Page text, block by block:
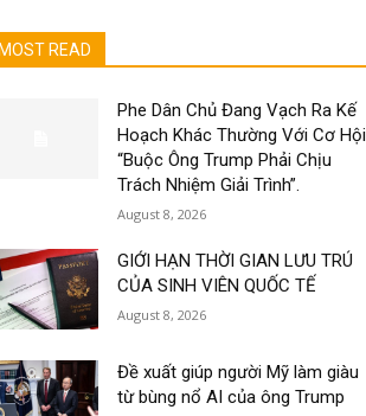
MOST READ
Phe Dân Chủ Đang Vạch Ra Kế
Hoạch Khác Thường Với Cơ Hội
“Buộc Ông Trump Phải Chịu
Trách Nhiệm Giải Trình”.
August 8, 2026
GIỚI HẠN THỜI GIAN LƯU TRÚ
CỦA SINH VIÊN QUỐC TẾ
August 8, 2026
Đề xuất giúp người Mỹ làm giàu
từ bùng nổ AI của ông Trump